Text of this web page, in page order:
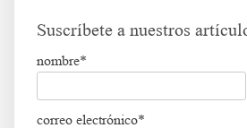
Suscríbete a nuestros
nombre*
correo electrónico*